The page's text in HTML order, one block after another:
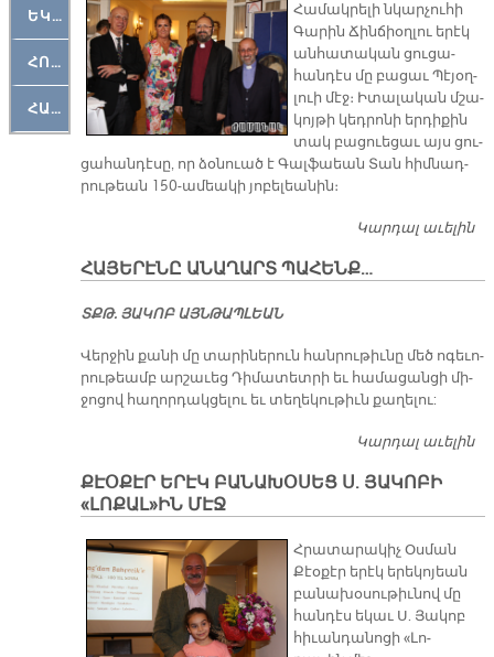
ԵԿԵՂԵՑԱԿԱՆ
ՀՈԳԵՄՏԱՒՈՐ
ՀԱՐԹԱԿ
Հա­մակ­րե­լի նկար­չու­հի
Գա­րին Ճին­ճիօղ­լու ե­րէկ
ան­հա­տա­կան ցու­ցա­
հան­դէս մը բա­ցաւ Պէ­յօղ­
լուի մէջ։ Ի­տա­լա­կան մշա­
կոյ­թի կեդ­րո­նի եր­դի­քին
տակ բա­ցուե­ցաւ այս ցու­
ցա­հան­դէ­սը, որ ձօ­նուած է Գալ­ֆաեան Տան հիմ­նադ­
րու­թեան 150-ա­մեա­կի յո­բե­լեա­նին։
Կարդալ աւելին
ՀԱՅԵՐԷՆԸ ԱՆԱՂԱՐՏ ՊԱՀԵՆՔ…
ՏՔԹ. ՅԱԿՈԲ ԱՅՆԹԱՊԼԵԱՆ
​Վեր­ջին քա­նի մը տա­րի­նե­րուն հան­րու­թիւ­նը մեծ ո­գե­ւո­
րու­թեամբ ար­շա­ւեց Դի­մա­տետ­րի եւ հա­մա­ցան­ցի մի­
ջո­ցով հա­ղոր­դակ­ցե­լու եւ տե­ղե­կու­թիւն քա­ղե­լու:
Կարդալ աւելին
ՔԷՕՔԷՐ ԵՐԷԿ ԲԱՆԱԽՕՍԵՑ Ս. ՅԱԿՈԲԻ
«ԼՈՔԱԼ»ԻՆ ՄԷՋ
Հրա­տա­րա­կիչ Օս­ման
Քէօ­քէր ե­րէկ ե­րե­կո­յեան
բա­նա­խօ­սու­թիւ­նով մը
հան­դէս ե­կաւ Ս. Յա­կոբ
հի­ւան­դա­նո­ցի «Լո­